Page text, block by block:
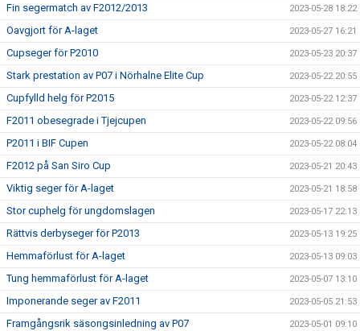
Fin segermatch av F2012/2013 2023-05-28 18:22
Oavgjort för A-laget 2023-05-27 16:21
Cupseger för P2010 2023-05-23 20:37
Stark prestation av P07 i Nörhalne Elite Cup 2023-05-22 20:55
Cupfylld helg för P2015 2023-05-22 12:37
F2011 obesegrade i Tjejcupen 2023-05-22 09:56
P2011 i BIF Cupen 2023-05-22 08:04
F2012 på San Siro Cup 2023-05-21 20:43
Viktig seger för A-laget 2023-05-21 18:58
Stor cuphelg för ungdomslagen 2023-05-17 22:13
Rättvis derbyseger för P2013 2023-05-13 19:25
Hemmaförlust för A-laget 2023-05-13 09:03
Tung hemmaförlust för A-laget 2023-05-07 13:10
Imponerande seger av F2011 2023-05-05 21:53
Framgångsrik säsongsinledning av P07 2023-05-01 09:10